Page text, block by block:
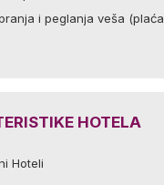
i peglanja veša (plaća
HOTELA
Hoteli